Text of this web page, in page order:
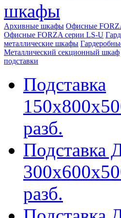
шкафы
Архивные шкафы Офисные
Офисные FORZA серии LS-U
металлические шкафы
Металлический секционный шкаф
подставки
Подставка
разб.
Подставка
разб.